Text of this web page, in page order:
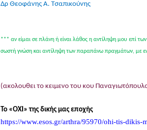
Δρ Θεοφάνης Α. Τσαπικούνης
*** αν είμαι σε πλάνη ή είναι λάθος η αντίληψη μου επί
σωστή γνώση και αντίληψη των παραπάνω πραγμάτων, με
(ακολουθει το κειμενο του κου
Το «ΟΧΙ» της δικής μας εποχής
https://www.esos.gr/arthra/95970/ohi-tis-dikis-